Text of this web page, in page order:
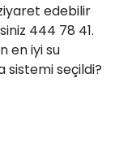
edebilir
444 78 41.
en iyi su
sistemi seçildi?